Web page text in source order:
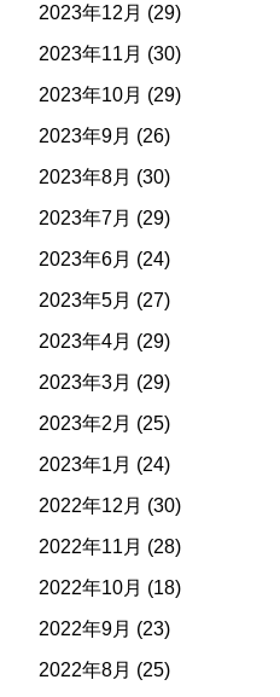
2023年12月 (29)
2023年11月 (30)
2023年10月 (29)
2023年9月 (26)
2023年8月 (30)
2023年7月 (29)
2023年6月 (24)
2023年5月 (27)
2023年4月 (29)
2023年3月 (29)
2023年2月 (25)
2023年1月 (24)
2022年12月 (30)
2022年11月 (28)
2022年10月 (18)
2022年9月 (23)
2022年8月 (25)